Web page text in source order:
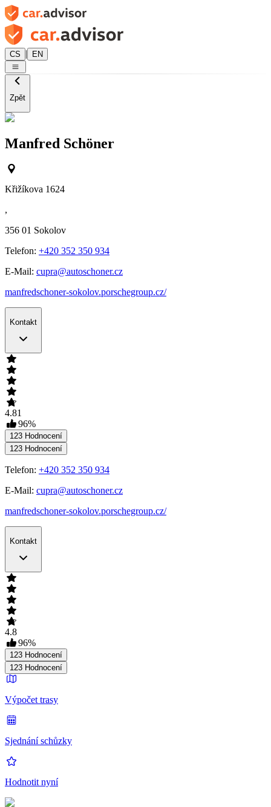
CS | EN
Zpět
Manfred Schöner
Křižíkova 1624
,
356 01 Sokolov
Telefon: +420 352 350 934
E-Mail: cupra@autoschoner.cz
manfredschoner-sokolov.porschegroup.cz/
Kontakt
4.81
96%
123 Hodnocení
123 Hodnocení
Telefon: +420 352 350 934
E-Mail: cupra@autoschoner.cz
manfredschoner-sokolov.porschegroup.cz/
Kontakt
4.8
96%
123 Hodnocení
123 Hodnocení
Výpočet trasy
Sjednání schůzky
Hodnotit nyní